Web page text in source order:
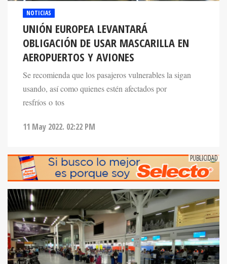
NOTICIAS
UNIÓN EUROPEA LEVANTARÁ
OBLIGACIÓN DE USAR MASCARILLA EN
AEROPUERTOS Y AVIONES
Se recomienda que los pasajeros vulnerables la sigan
usando, así como quienes estén afectados por
resfríos o tos
11 May 2022. 02:22 PM